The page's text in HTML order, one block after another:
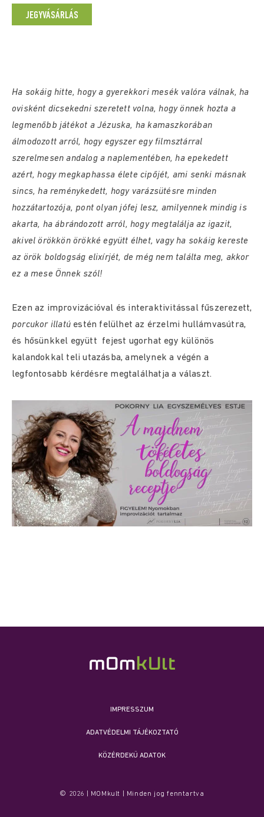
JEGYVÁSÁRLÁS
Ha sokáig hitte, hogy a gyerekkori mesék valóra válnak, ha
ovisként dicsekedni szeretett volna, hogy önnek hozta a
legmenőbb játékot a Jézuska, ha kamaszkorában
álmodozott arról, hogy egyszer egy filmsztárral
szerelmesen andalog a naplementében, ha epekedett
azért, hogy megkaphassa élete cipőjét, ami senki másnak
sincs, ha reménykedett, hogy varázsütésre minden
hozzátartozója, pont olyan jófej lesz, amilyennek mindig is
akarta, ha ábrándozott arról, hogy megtalálja az igazit,
akivel örökkön örökké együtt élhet, vagy ha sokáig kereste
az örök boldogság elixírjét, de még nem találta meg, akkor
ez a mese Önnek szól!
Ezen az improvizációval és interaktivitással fűszerezett,
porcukor illatú estén felülhet az érzelmi hullámvasútra,
és hősünkkel együtt fejest ugorhat egy különös
kalandokkal teli utazásba, amelynek a végén a
legfontosabb kérdésre megtalálhatja a választ.
IMPRESSZUM
ADATVÉDELMI TÁJÉKOZTATÓ
KÖZÉRDEKŰ ADATOK
© 2026 | MOMkult | Minden jog fenntartva